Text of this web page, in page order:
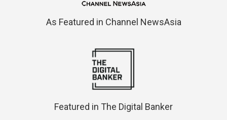
As Featured in Channel NewsAsia
Featured in The Digital Banker